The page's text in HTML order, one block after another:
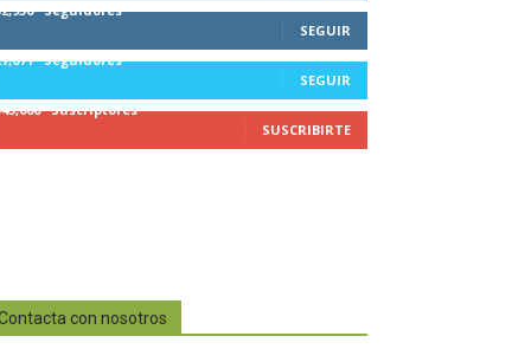
Seguidores
SEGUIR
Seguidores
SEGUIR
Suscriptores
SUSCRIBIRTE
con nosotros